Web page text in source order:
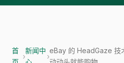
首
›
新闻中
›
eBay 的 HeadGaze 技